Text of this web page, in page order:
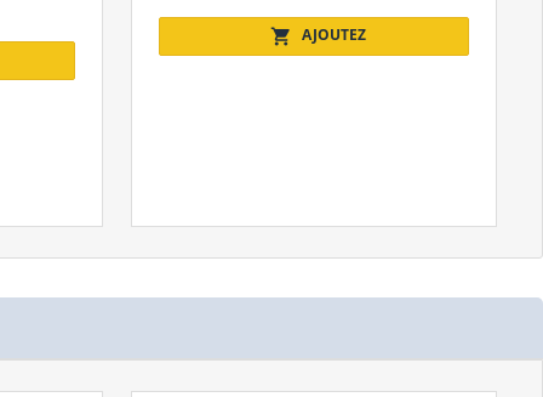
IP55
CHOISISSEZ UN MODÈLE